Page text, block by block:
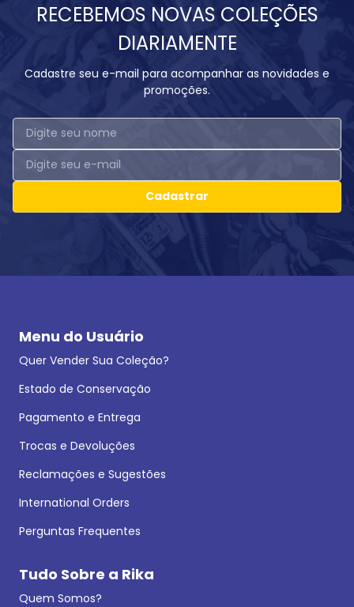
RECEBEMOS NOVAS COLEÇÕES
DIARIAMENTE
Cadastre seu e-mail para acompanhar as novidades e
promoções.
Cadastrar
Menu do Usuário
Quer Vender Sua Coleção?
Estado de Conservação
Pagamento e Entrega
Trocas e Devoluções
Reclamações e Sugestões
International Orders
Perguntas Frequentes
Tudo Sobre a Rika
Quem Somos?